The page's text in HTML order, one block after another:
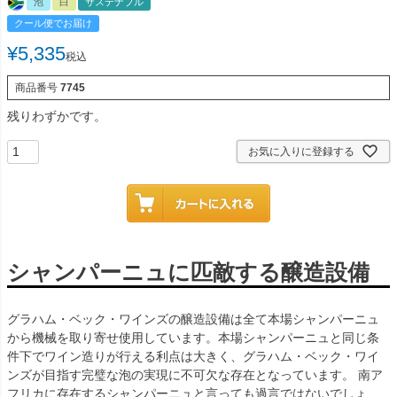
クール便でお届け
¥5,335税込
商品番号 7745
残りわずかです。
お気に入りに登録する
シャンパーニュに匹敵する醸造設備
グラハム・ベック・ワインズの醸造設備は全て本場シャンパーニュ
から機械を取り寄せ使用しています。本場シャンパーニュと同じ条
件下でワイン造りが行える利点は大きく、グラハム・ベック・ワイ
ンズが目指す完璧な泡の実現に不可欠な存在となっています。 南ア
フリカに存在するシャンパーニュと言っても過言ではないでしょ